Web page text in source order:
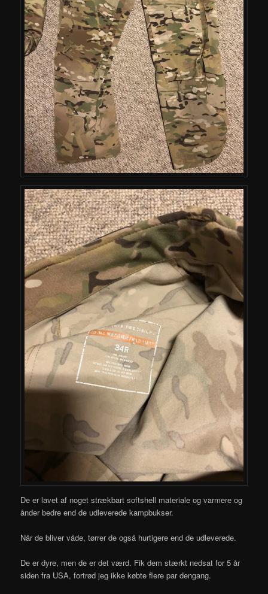
De er lavet af noget strækbart softshell materiale og varmere og
ånder bedre end de udleverede kampbukser.
Når de bliver våde, tørrer de også hurtigere end de udleverede.
De er dyre, men de er det værd. Fik dem stærkt nedsat for 5 år
siden fra USA, fortrød jeg ikke købte flere par dengang.